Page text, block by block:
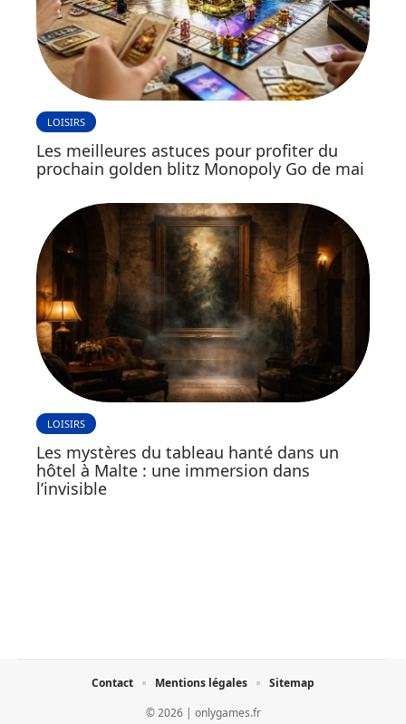
LOISIRS
Les meilleures astuces pour profiter du
prochain golden blitz Monopoly Go de mai
LOISIRS
Les mystères du tableau hanté dans un
hôtel à Malte : une immersion dans
l’invisible
© 2026 | onlygames.fr
Contact Mentions légales Sitemap